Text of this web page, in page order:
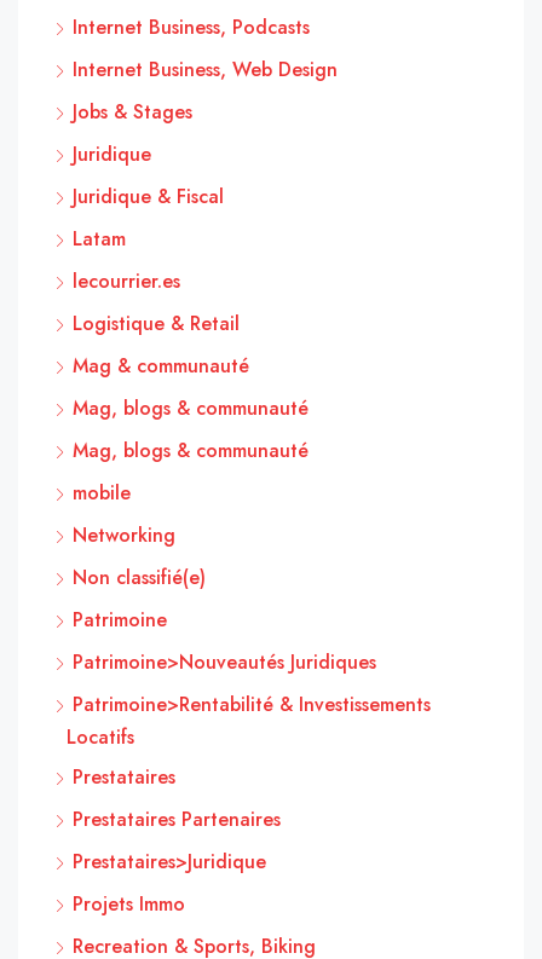
Internet Business, Podcasts
Internet Business, Web Design
Jobs & Stages
Juridique
Juridique & Fiscal
Latam
lecourrier.es
Logistique & Retail
Mag & communauté
Mag, blogs & communauté
Mag, blogs & communauté
mobile
Networking
Non classifié(e)
Patrimoine
Patrimoine>Nouveautés Juridiques
Patrimoine>Rentabilité & Investissements
Locatifs
Prestataires
Prestataires Partenaires
Prestataires>Juridique
Projets Immo
Recreation & Sports, Biking